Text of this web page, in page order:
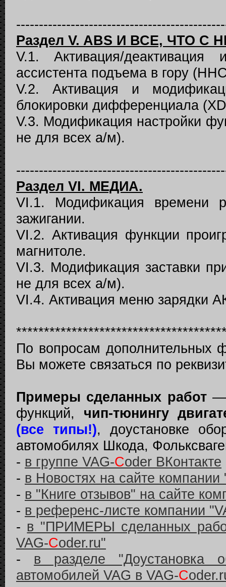
Раздел V. ABS И ВСЕ, ЧТО С
V.1. Активация/
ассистента подъема в гору
V.2. Активация и
блокировки дифференциала
V.3. Модификация настройки
не для всех а/м).
Раздел VI. МЕДИА.
VI.1. Модификация времени
зажигании.
VI.2. Активация функции
магнитоле.
VI.3. Модификация заставки
не для всех а/м).
VI.4. Активация меню зарядки
По вопросам дополнительных
Вы можете связаться по
Примеры сделанных работ—
функций, чип-тюнингу
(все типы!), доустановке
автомобилях Шкода,
- в группе VAG-Coder ВКонтакте
- в Новостях на сайте компании
- в "Книге отзывов" на сайте
- в референс-листе компании
- в "ПРИМЕРЫ сделанных
VAG-Coder.ru"
- в разделе "Доустановка
автомобилей VAG в VAG-C